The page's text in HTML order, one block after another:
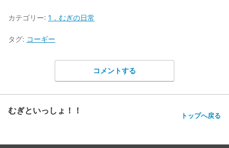
カテゴリー: 1．むぎの日常
タグ: コーギー
コメントする
むぎといっしょ！！ トップへ戻る